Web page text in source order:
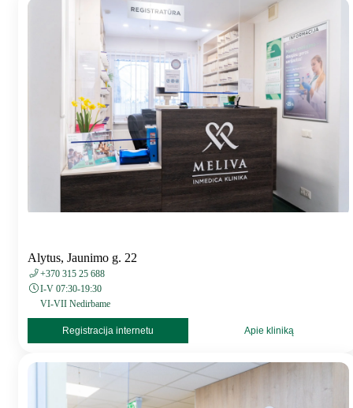
Alytus, Jaunimo g. 22
+370 315 25 688
I-V 07:30-19:30
VI-VII Nedirbame
Registracija internetu Apie kliniką